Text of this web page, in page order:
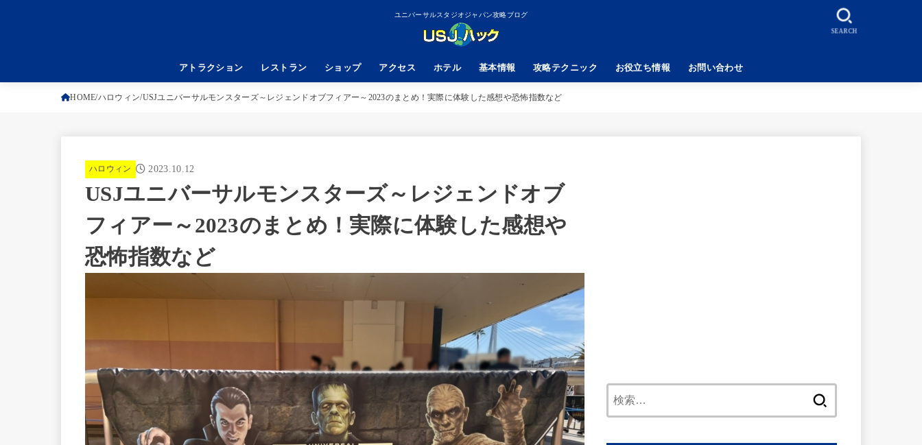
ユニバーサルスタジオジャパン攻略ブログ
アトラクション レストラン ショップ アクセス ホテル 基本情報 攻略テクニック お役立ち情報 お問い合わせ
SEARCH
HOME ハロウィン USJユニバーサルモンスターズ～レジェンドオブフィアー～2023のまとめ！実際に体験した感想や恐怖指数など
ハロウィン 2023.10.12
USJユニバーサルモンスターズ～レジェンドオブ
フィアー～2023のまとめ！実際に体験した感想や
恐怖指数など